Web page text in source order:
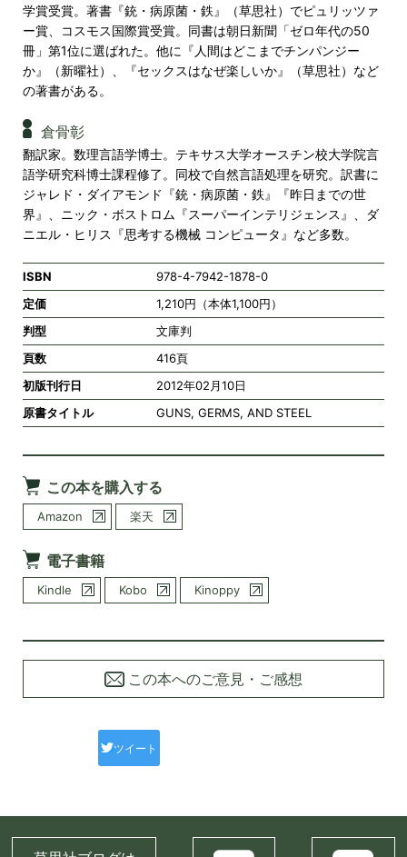
学賞受賞。著書『銃・病原菌・鉄』（草思社）でピュリッツァ
ー賞、コスモス国際賞受賞。同書は朝日新聞「ゼロ年代の50
冊」第1位に選ばれた。他に『人間はどこまでチンパンジー
か』（新曜社）、『セックスはなぜ楽しいか』（草思社）など
の著書がある。
倉骨彰
翻訳家。数理言語学博士。テキサス大学オースチン校大学院言
語学研究科博士課程修了。同校で自然言語処理を研究。訳書に
ジャレド・ダイアモンド『銃・病原菌・鉄』『昨日までの世
界』、ニック・ボストロム『スーパーインテリジェンス』、ダ
ニエル・ヒリス『思考する機械 コンピュータ』など多数。
ISBN
978-4-7942-1878-0
定価
1,210円（本体1,100円）
判型
文庫判
頁数
416頁
初版刊行日
2012年02月10日
原書タイトル
GUNS, GERMS, AND STEEL
この本を購入する
Amazon 楽天
電子書籍
Kindle Kobo Kinoppy
この本へのご意見・ご感想
ツイート